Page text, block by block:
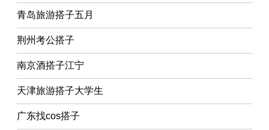
青岛旅游搭子五月
荆州考公搭子
南京酒搭子江宁
天津旅游搭子大学生
广东找cos搭子